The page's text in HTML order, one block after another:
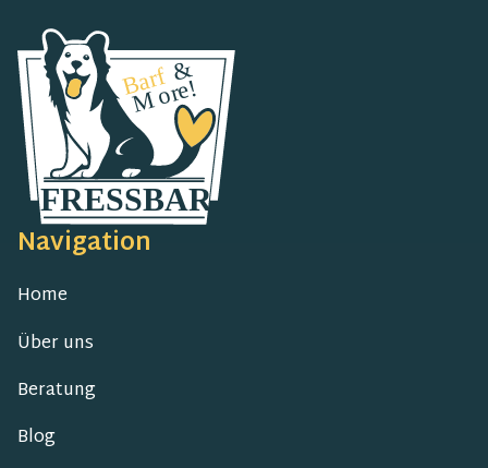
Navigation
Home
Über uns
Beratung
Blog